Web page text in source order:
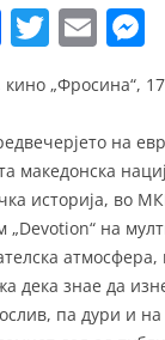
F
c
e
b
o
o
k
T
w
itt
er
E
m
ai
l
e
e
g
„Фросина“,
на
македонска
историја, во
„Devotion“ на
дека знае да
па дури и